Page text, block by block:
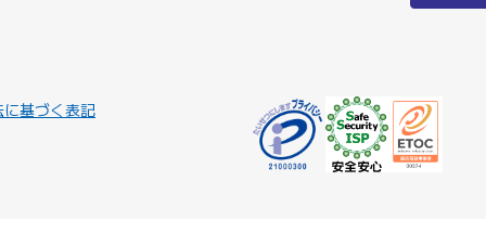
基づく表記